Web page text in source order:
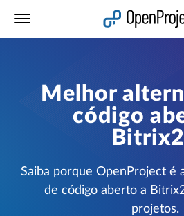
Melhor
código
Saiba porque OpenProject é
de código aberto a
projetos.
Abrir a ligação num novo separador